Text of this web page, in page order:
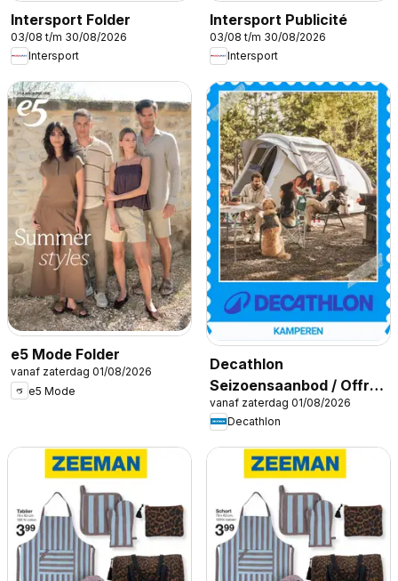
Intersport Folder
03/08 t/m 30/08/2026
Intersport
Intersport Publicité
03/08 t/m 30/08/2026
Intersport
e5 Mode Folder
vanaf zaterdag 01/08/2026
e5 Mode
Decathlon
Seizoensaanbod / Offre
saisonnière
vanaf zaterdag 01/08/2026
Decathlon